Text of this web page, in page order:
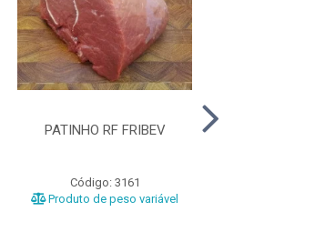
PATINHO RF FRIBEV
Código: 3161
Produto de peso variável